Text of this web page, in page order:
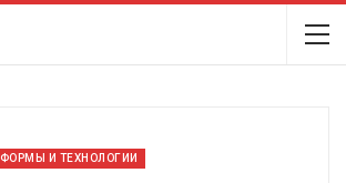
И ТЕХНОЛОГИИ